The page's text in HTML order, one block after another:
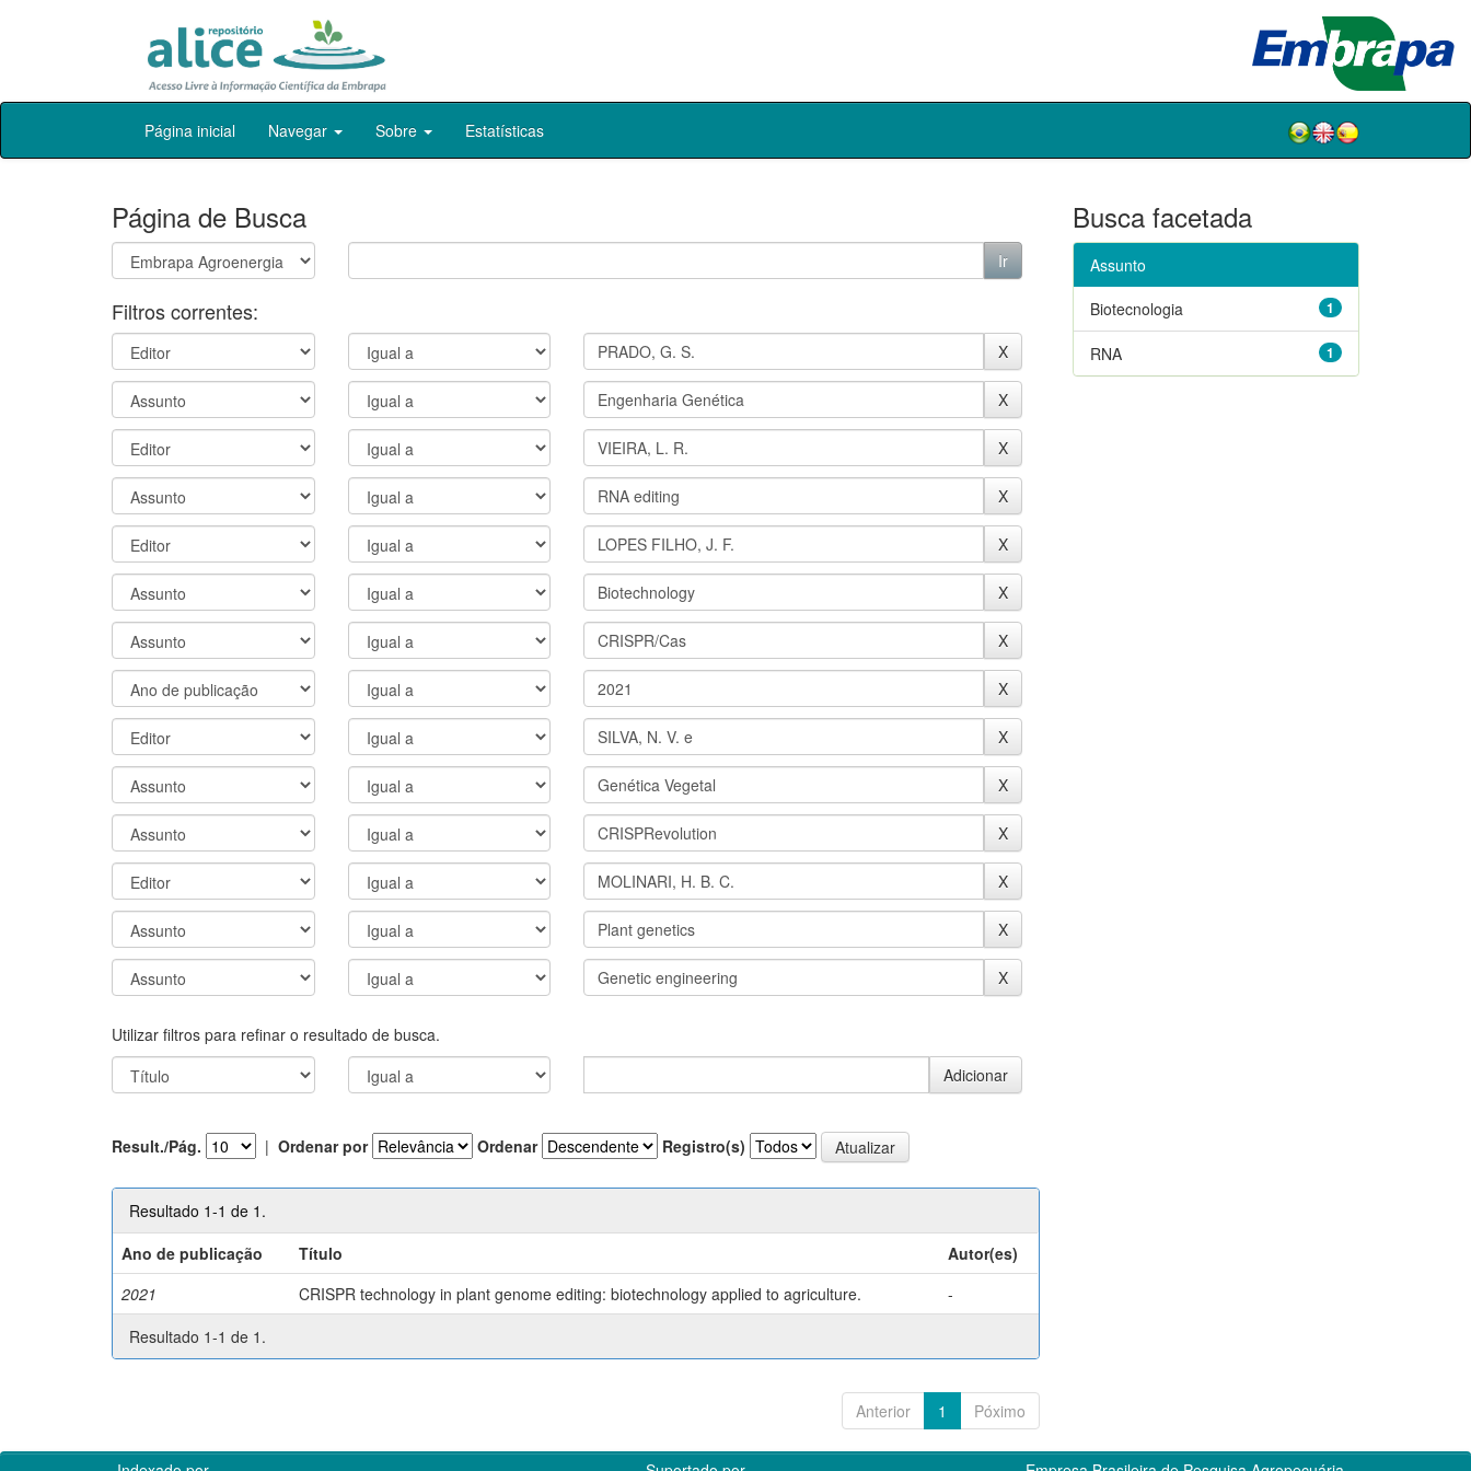
Skip
Página inicial Navegar Sobre Estatísticas
Página de Busca
Filtros correntes:
Utilizar filtros para refinar o resultado de busca.
Result./Pág. | Ordenar por Ordenar Registro(s)
Resultado 1-1 de 1.
Ano de publicação
Título
Autor(es)
2021
CRISPR technology in plant genome editing: biotechnology applied to agriculture.
-
Resultado 1-1 de 1.
Anterior 1 Póximo
Busca facetada
Assunto
1
Biotecnologia
1
RNA